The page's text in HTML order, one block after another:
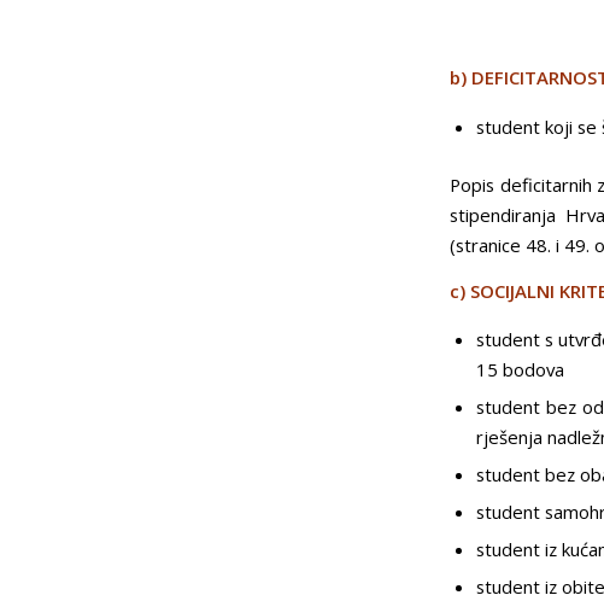
b)
student koji se
Popis deficitarnih
stipendiranja
(stranice 48. i 49.
c) SOCIJALNI
student s
15 bodova
student bez
rješenja
student bez
student
student iz
student iz